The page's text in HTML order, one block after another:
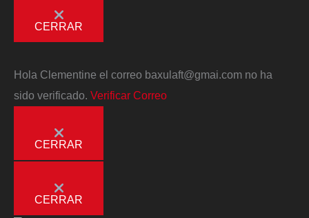
CERRAR
Hola Clementine el correo baxulaft@gmai.com no ha
sido verificado. Verificar Correo
CERRAR
CERRAR